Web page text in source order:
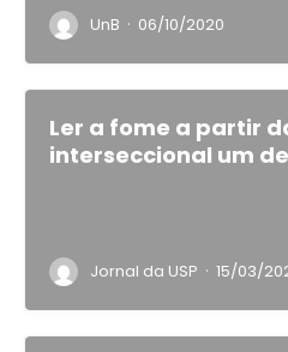
UnB · 06/10/2020
Ler a fome a partir
interseccional um
Jornal da USP · 15/03/